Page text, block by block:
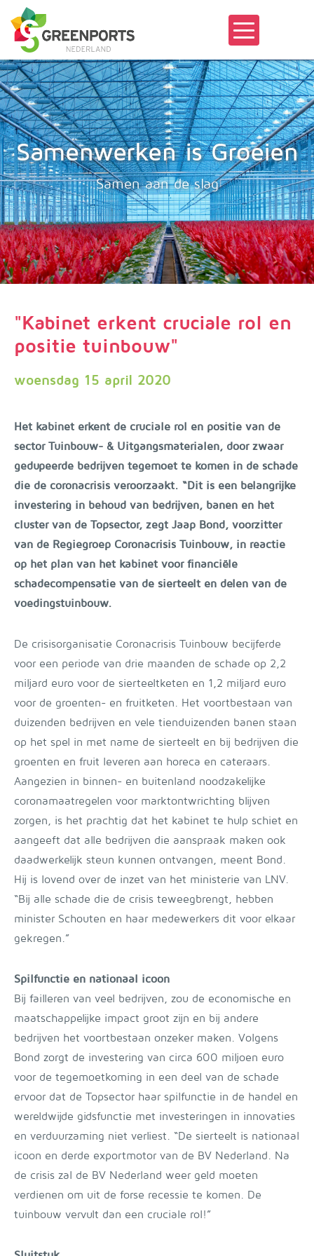
Samenwerken is Groeien
Samen aan de slag
"Kabinet erkent cruciale rol en
positie tuinbouw"
woensdag 15 april 2020
Het kabinet erkent de cruciale rol en positie van de
sector Tuinbouw- & Uitgangsmaterialen, door zwaar
gedupeerde bedrijven tegemoet te komen in de schade
die de coronacrisis veroorzaakt. “Dit is een belangrijke
investering in behoud van bedrijven, banen en het
cluster van de Topsector, zegt Jaap Bond, voorzitter
van de Regiegroep Coronacrisis Tuinbouw, in reactie
op het plan van het kabinet voor financiële
schadecompensatie van de sierteelt en delen van de
voedingstuinbouw.
De crisisorganisatie Coronacrisis Tuinbouw becijferde
voor een periode van drie maanden de schade op 2,2
miljard euro voor de sierteeltketen en 1,2 miljard euro
voor de groenten- en fruitketen. Het voortbestaan van
duizenden bedrijven en vele tienduizenden banen staan
op het spel in met name de sierteelt en bij bedrijven die
groenten en fruit leveren aan horeca en cateraars.
Aangezien in binnen- en buitenland noodzakelijke
coronamaatregelen voor marktontwrichting blijven
zorgen, is het prachtig dat het kabinet te hulp schiet en
aangeeft dat alle bedrijven die aanspraak maken ook
daadwerkelijk steun kunnen ontvangen, meent Bond.
Hij is lovend over de inzet van het ministerie van LNV.
“Bij alle schade die de crisis teweegbrengt, hebben
minister Schouten en haar medewerkers dit voor elkaar
gekregen.”
Spilfunctie en nationaal icoon
Bij failleren van veel bedrijven, zou de economische en
maatschappelijke impact groot zijn en bij andere
bedrijven het voortbestaan onzeker maken. Volgens
Bond zorgt de investering van circa 600 miljoen euro
voor de tegemoetkoming in een deel van de schade
ervoor dat de Topsector haar spilfunctie in de handel en
wereldwijde gidsfunctie met investeringen in innovaties
en verduurzaming niet verliest. “De sierteelt is nationaal
icoon en derde exportmotor van de BV Nederland. Na
de crisis zal de BV Nederland weer geld moeten
verdienen om uit de forse recessie te komen. De
tuinbouw vervult dan een cruciale rol!”